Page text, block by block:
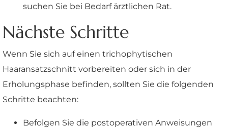
suchen Sie bei Bedarf ärztlichen Rat.
Nächste Schritte
Wenn Sie sich auf einen trichophytischen
Haaransatzschnitt vorbereiten oder sich in der
Erholungsphase befinden, sollten Sie die folgenden
Schritte beachten:
Befolgen Sie die postoperativen Anweisungen